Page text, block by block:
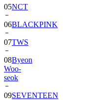
05NCT
06BLACKPINK
07TWS
08Byeon
Woo-
seok
09SEVENTEEN